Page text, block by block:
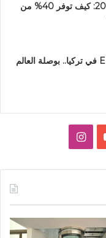
تشفير المصاعد في 2026: كيف توفر 40% من
معرض ELEVEX 2026 في تركيا.. بوصلة العالم
و
ق